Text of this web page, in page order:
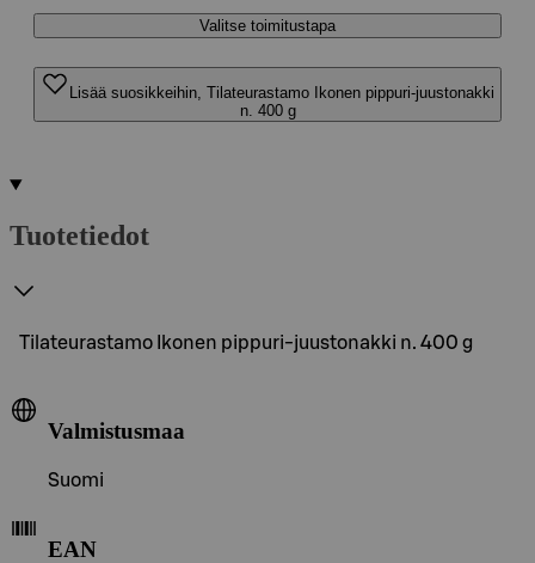
Valitse toimitustapa
Lisää suosikkeihin, Tilateurastamo Ikonen pippuri-juustonakki
n. 400 g
Tuotetiedot
Tilateurastamo Ikonen pippuri-juustonakki n. 400 g
Valmistusmaa
Suomi
EAN